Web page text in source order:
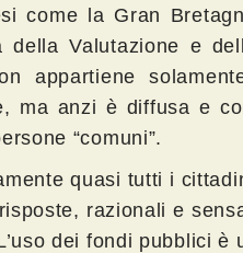
come la Gran
della Valutazione e
appartiene
ma anzi è diffusa e
“comuni”.
quasi tutti i
razionali e
dei fondi pubblici è